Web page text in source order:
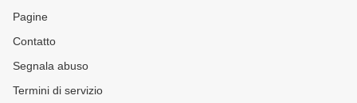
Pagine
Contatto
Segnala abuso
Termini di servizio